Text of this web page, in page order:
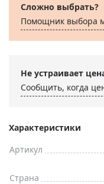
Сложно выбрать?
Помощник выбора
Не устраивает
Сообщить, когда
Характеристики
Артикул
Страна